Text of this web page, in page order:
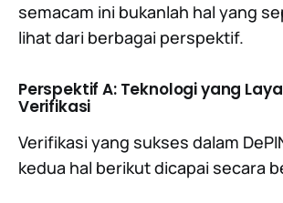
semacam ini bukanlah hal yang
lihat dari berbagai perspektif.
Perspektif A: Teknologi yang
Verifikasi
Verifikasi yang sukses dalam
kedua hal berikut dicapai secara